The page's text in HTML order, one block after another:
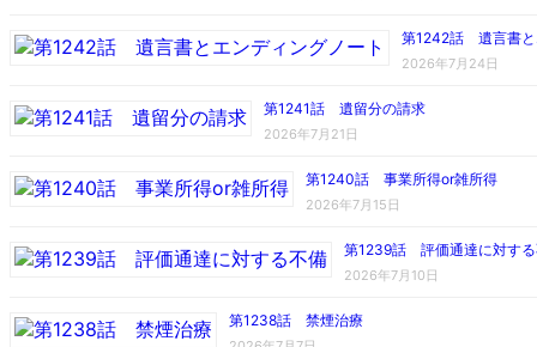
第1242話 遺言書と
2026年7月24日
第1241話 遺留分の請求
2026年7月21日
第1240話 事業所得or雑所得
2026年7月15日
第1239話 評価通達に対す
2026年7月10日
第1238話 禁煙治療